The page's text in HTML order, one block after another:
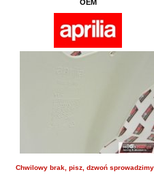
OEM
Chwilowy brak, pisz, dzwoń